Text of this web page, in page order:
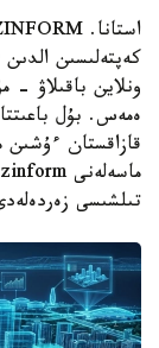
كەپتەلىسىن
ونلاين باقىلاۋ -
ەمەس. بۇل
قازاقستان
تىلشىسى